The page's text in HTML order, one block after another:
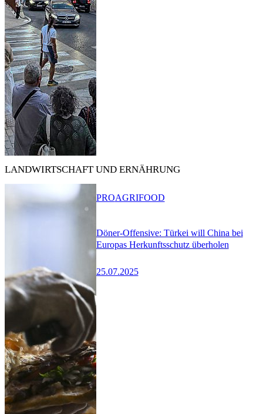
LANDWIRTSCHAFT UND ERNÄHRUNG
Döner-Offensive: Türkei will China bei
Europas Herkunftsschutz überholen
25.07.2025
PROAGRIFOOD